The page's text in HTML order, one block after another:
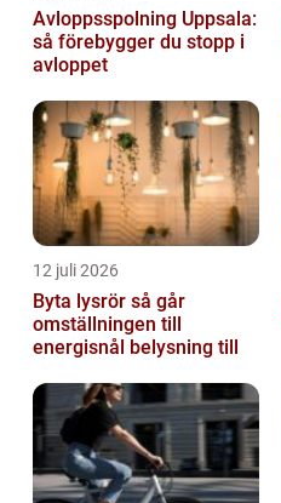
Avloppsspolning Uppsala:
så förebygger du stopp i
avloppet
12 juli 2026
Byta lysrör så går
omställningen till
energisnål belysning till